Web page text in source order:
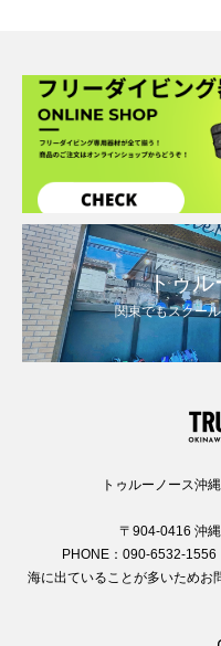
トゥル
関東でもスクー
トゥルーノース沖
〒904-0416 沖
PHONE：090-6532-
海に出ていることが多いためお